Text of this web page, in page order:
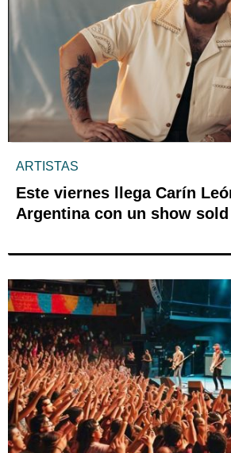
ARTISTAS
Este viernes llega Carín
Argentina con un show